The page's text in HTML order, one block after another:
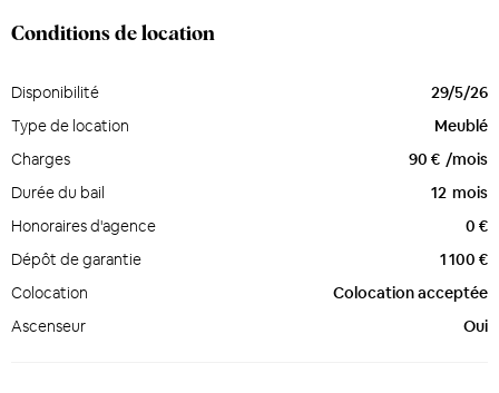
Conditions de location
Disponibilité
29/5/26
Type de location
Meublé
Charges
90 € /mois
Durée du bail
12 mois
Honoraires d'agence
0 €
Dépôt de garantie
1 100 €
Colocation
Colocation acceptée
Ascenseur
Oui